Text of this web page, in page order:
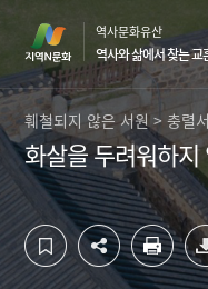
영
역
바
가
역
바
로
기
역사문화유산
역사와 삶에서 찾는 교
훼철되지 않은 서원 > 충렬
화살을 두려워하